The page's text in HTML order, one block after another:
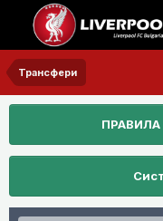
Трансфери
ПРАВИЛА